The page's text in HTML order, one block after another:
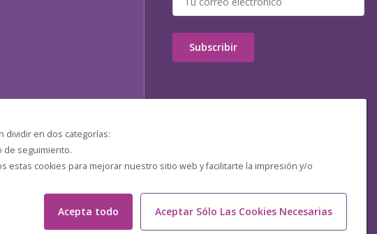
dividir en dos categorías:
de seguimiento.
estas cookies para mejorar nuestro sitio web y facilitarte la impresión y/o
Acepta todo Aceptar Sólo Las Cookies Necesarias
Subscribir